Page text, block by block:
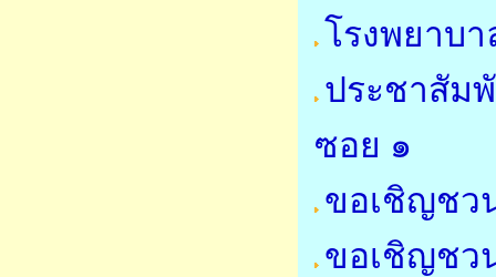
โรงพยาบ
ประชาสัม
ซอย ๑
ขอเชิญชว
ขอเชิญชว